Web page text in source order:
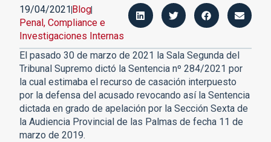
19/04/2021 Blog
Penal, Compliance e
Investigaciones Internas
El pasado 30 de marzo de 2021 la Sala Segunda del
Tribunal Supremo dictó la Sentencia nº 284/2021 por
la cual estimaba el recurso de casación interpuesto
por la defensa del acusado revocando así la Sentencia
dictada en grado de apelación por la Sección Sexta de
la Audiencia Provincial de las Palmas de fecha 11 de
marzo de 2019.